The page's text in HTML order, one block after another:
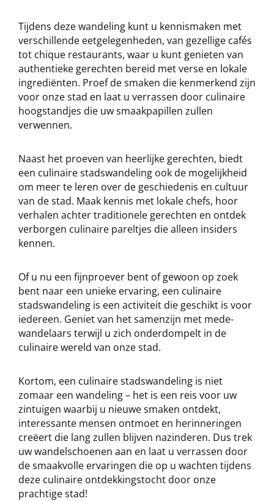
Tijdens deze wandeling kunt u kennismaken met
verschillende eetgelegenheden, van gezellige cafés
tot chique restaurants, waar u kunt genieten van
authentieke gerechten bereid met verse en lokale
ingrediënten. Proef de smaken die kenmerkend zijn
voor onze stad en laat u verrassen door culinaire
hoogstandjes die uw smaakpapillen zullen
verwennen.
Naast het proeven van heerlijke gerechten, biedt
een culinaire stadswandeling ook de mogelijkheid
om meer te leren over de geschiedenis en cultuur
van de stad. Maak kennis met lokale chefs, hoor
verhalen achter traditionele gerechten en ontdek
verborgen culinaire pareltjes die alleen insiders
kennen.
Of u nu een fijnproever bent of gewoon op zoek
bent naar een unieke ervaring, een culinaire
stadswandeling is een activiteit die geschikt is voor
iedereen. Geniet van het samenzijn met mede-
wandelaars terwijl u zich onderdompelt in de
culinaire wereld van onze stad.
Kortom, een culinaire stadswandeling is niet
zomaar een wandeling – het is een reis voor uw
zintuigen waarbij u nieuwe smaken ontdekt,
interessante mensen ontmoet en herinneringen
creëert die lang zullen blijven nazinderen. Dus trek
uw wandelschoenen aan en laat u verrassen door
de smaakvolle ervaringen die op u wachten tijdens
deze culinaire ontdekkingstocht door onze
prachtige stad!